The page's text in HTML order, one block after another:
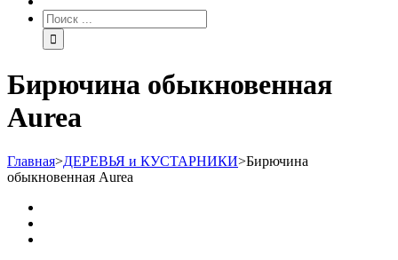
Бирючина обыкновенная
Aurea
Главная>ДЕРЕВЬЯ и КУСТАРНИКИ>Бирючина
обыкновенная Aurea